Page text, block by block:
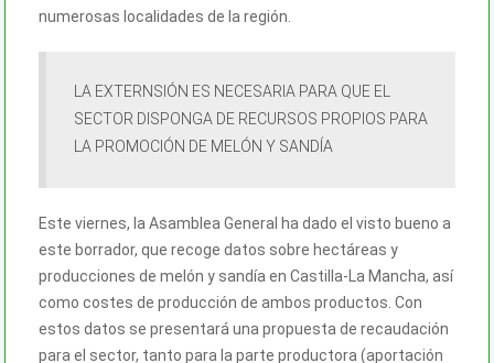
numerosas localidades de la región.
LA EXTERNSIÓN ES NECESARIA PARA QUE EL
SECTOR DISPONGA DE RECURSOS PROPIOS PARA
LA PROMOCIÓN DE MELÓN Y SANDÍA
Este viernes, la Asamblea General ha dado el visto bueno a
este borrador, que recoge datos sobre hectáreas y
producciones de melón y sandía en Castilla-La Mancha, así
como costes de producción de ambos productos. Con
estos datos se presentará una propuesta de recaudación
para el sector, tanto para la parte productora (aportación